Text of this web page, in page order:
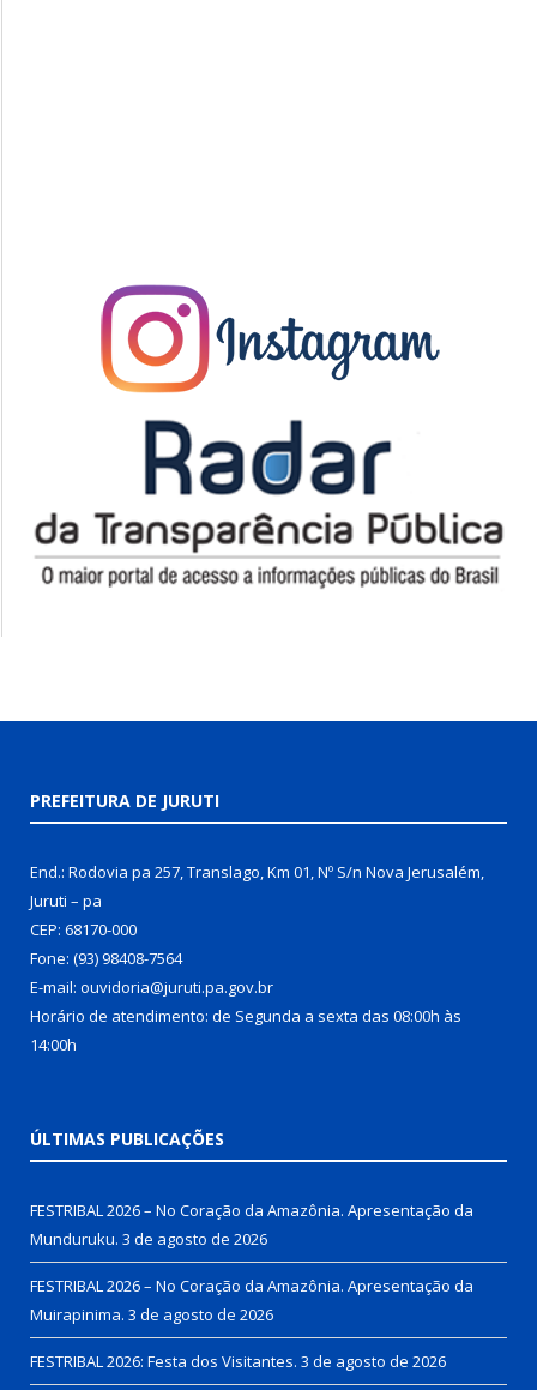
PREFEITURA DE JURUTI
End.: Rodovia pa 257, Translago, Km 01, Nº S/n Nova Jerusalém,
Juruti – pa
CEP: 68170-000
Fone: (93) 98408-7564
E-mail: ouvidoria@juruti.pa.gov.br
Horário de atendimento: de Segunda a sexta das 08:00h às
14:00h
ÚLTIMAS PUBLICAÇÕES
FESTRIBAL 2026 – No Coração da Amazônia. Apresentação da
Munduruku. 3 de agosto de 2026
FESTRIBAL 2026 – No Coração da Amazônia. Apresentação da
Muirapinima. 3 de agosto de 2026
FESTRIBAL 2026: Festa dos Visitantes. 3 de agosto de 2026